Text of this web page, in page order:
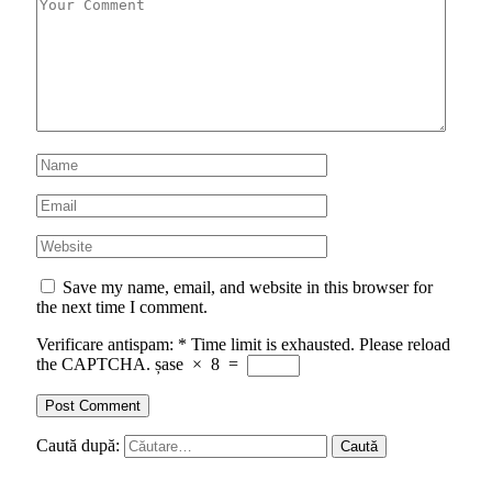
Save my name, email, and website in this browser for
the next time I comment.
Verificare antispam: * Time limit is exhausted. Please reload
the CAPTCHA. șase × 8 =
Caută după: